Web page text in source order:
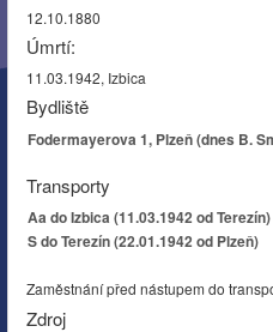
12.10.1880
Úmrtí:
11.03.1942, Izbica
Bydliště
Fodermayerova 1, Plzeň (dnes B.
Transporty
Aa do Izbica (11.03.1942 od Terezín)
S do Terezín (22.01.1942 od Plzeň)
Zaměstnání před nástupem do
Zdroj